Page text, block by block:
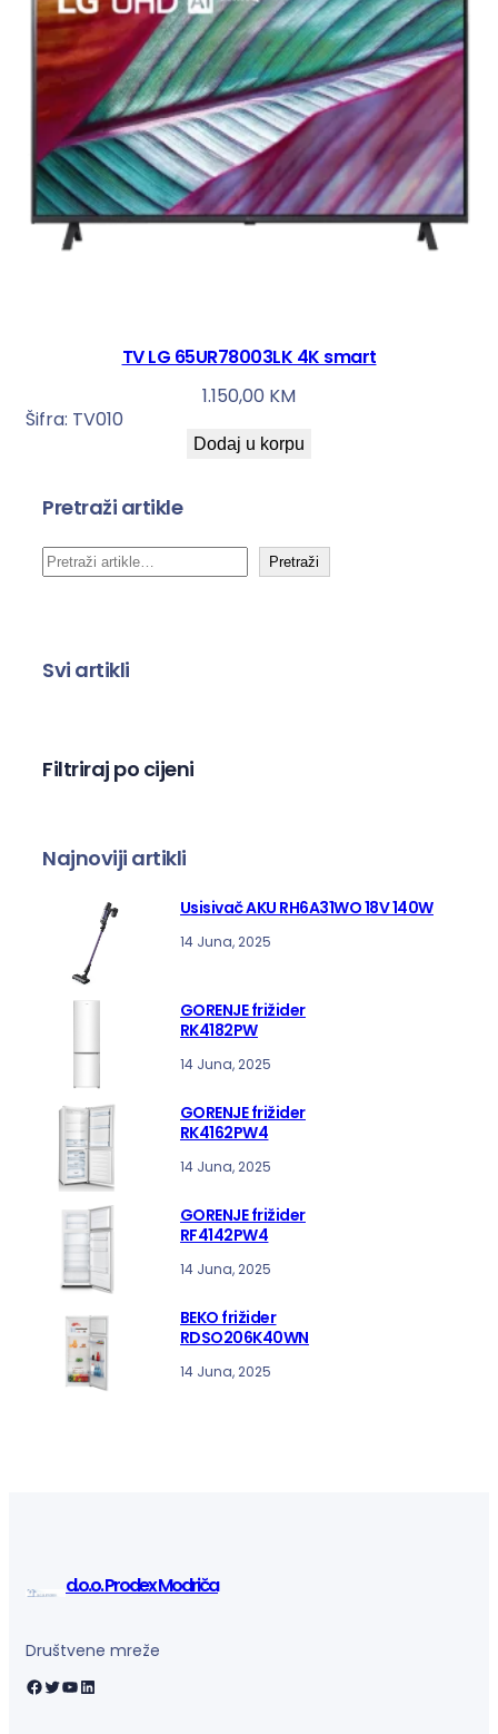
TV LG 65UR78003LK 4K smart
1.150,00 KM
Šifra: TV010
Dodaj u korpu
Pretraži artikle
P
r
Pretraži
Svi artikli
Filtriraj po cijeni
Najnoviji artikli
Usisivač AKU RH6A31WO 18V 140W
14 Juna, 2025
GORENJE frižider
RK4182PW
14 Juna, 2025
GORENJE frižider
RK4162PW4
14 Juna, 2025
GORENJE frižider
RF4142PW4
14 Juna, 2025
BEKO frižider
RDSO206K40WN
14 Juna, 2025
d.o.o. Prodex Modriča
Društvene mreže
Facebook Twitter YouTube LinkedIn